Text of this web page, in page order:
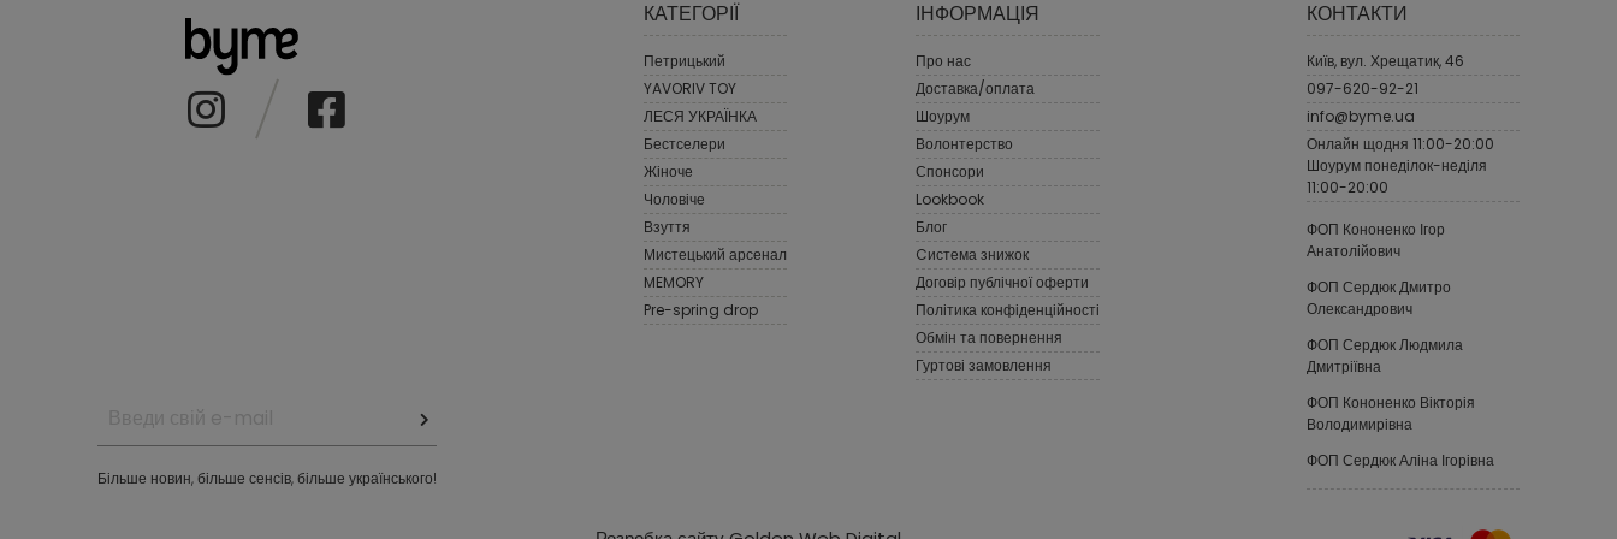
Більше новин, більше сенсів, більше українського!
КАТЕГОРІЇ
Петрицький
YAVORIV TOY
ЛЕСЯ УКРАЇНКА
Бестселери
Жіноче
Чоловіче
Взуття
Мистецький арсенал
MEMORY
Pre-spring drop
ІНФОРМАЦІЯ
Про нас
Доставка/оплата
Шоурум
Волонтерство
Спонсори
Lookbook
Блог
Cистема знижок
Договір публічної оферти
Політика конфіденційності
Обмін та повернення
Гуртові замовлення
КОНТАКТИ
Київ, вул. Хрещатик, 46
097-620-92-21
info@byme.ua
Онлайн щодня 11:00-20:00
Шоурум понеділок-неділя
11:00-20:00
ФОП Кононенко Ігор
Анатолійович
ФОП Сердюк Дмитро
Олександрович
ФОП Сердюк Людмила
Дмитріївна
ФОП Кононенко Вікторія
Володимирівна
ФОП Сердюк Аліна Ігорівна